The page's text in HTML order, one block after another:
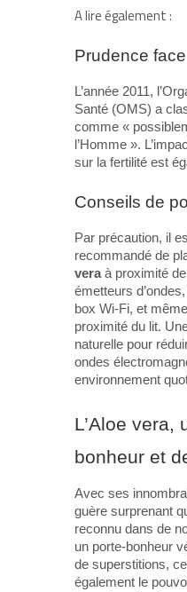
A lire également :
Prudence
L’année 2011,
Santé (OMS) a
comme «
l’Homme ».
sur la fertilité est
Conseils de
Par précaution, il
recommandé de
veraà proximité
émetteurs
box Wi-Fi, et
proximité du lit.
naturelle pour
ondes
environnement
L’Aloe vera,
bonheur et
Avec ses
guère surprenant
reconnu dans de
un porte-bonheur
de superstitions,
également le